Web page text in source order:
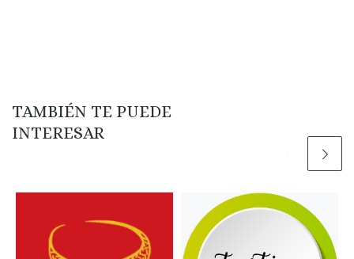
TAMBIÉN TE PUEDE
INTERESAR